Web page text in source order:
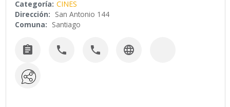
Categoría: CINES
Dirección: San Antonio 144
Comuna: Santiago
   